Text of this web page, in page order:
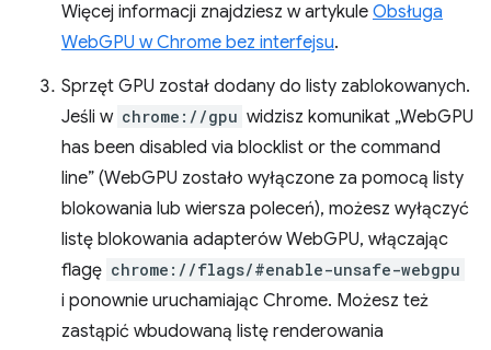
Więcej informacji znajdziesz w artykule Obsługa
WebGPU w Chrome bez interfejsu.
Sprzęt GPU został dodany do listy zablokowanych.
Jeśli w chrome://gpu widzisz komunikat „WebGPU
has been disabled via blocklist or the command
line” (WebGPU zostało wyłączone za pomocą listy
blokowania lub wiersza poleceń), możesz wyłączyć
listę blokowania adapterów WebGPU, włączając
flagę chrome://flags/#enable-unsafe-webgpu
i ponownie uruchamiając Chrome. Możesz też
zastąpić wbudowaną listę renderowania